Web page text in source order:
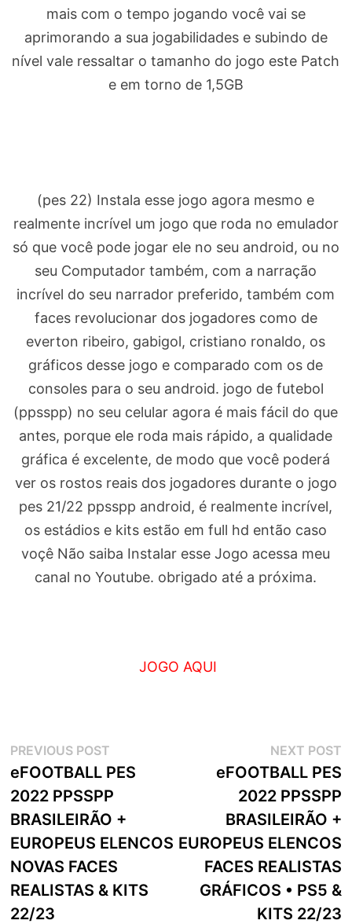
mais com o tempo jogando você vai se
aprimorando a sua jogabilidades e subindo de
nível vale ressaltar o tamanho do jogo este Patch
e em torno de 1,5GB
(pes 22) Instala esse jogo agora mesmo e
realmente incrível um jogo que roda no emulador
só que você pode jogar ele no seu android, ou no
seu Computador também, com a narração
incrível do seu narrador preferido, também com
faces revolucionar dos jogadores como de
everton ribeiro, gabigol, cristiano ronaldo, os
gráficos desse jogo e comparado com os de
consoles para o seu android. jogo de futebol
(ppsspp) no seu celular agora é mais fácil do que
antes, porque ele roda mais rápido, a qualidade
gráfica é excelente, de modo que você poderá
ver os rostos reais dos jogadores durante o jogo
pes 21/22 ppsspp android, é realmente incrível,
os estádios e kits estão em full hd então caso
voçê Não saiba Instalar esse Jogo acessa meu
canal no Youtube. obrigado até a próxima.
JOGO AQUI
Navegação
de
artigos
PREVIOUS POSTPrevious
post:
eFOOTBALL PES
2022 PPSSPP
BRASILEIRÃO +
EUROPEUS ELENCOS
NOVAS FACES
REALISTAS & KITS
22/23
NEXT POST
eFOOTBALL PES
2022 PPSSPP
BRASILEIRÃO +
EUROPEUS ELENCOS
FACES REALISTAS
GRÁFICOS • PS5 &
KITS 22/23